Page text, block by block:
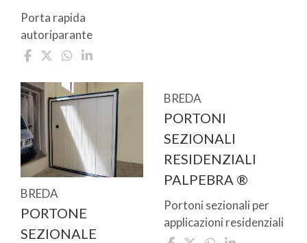
Porta rapida
autoriparante
BREDA
PORTONE
SEZIONALE
BREDA
PORTONI
SEZIONALI
RESIDENZIALI
PALPEBRA ®
Portoni sezionali per
applicazioni residenziali